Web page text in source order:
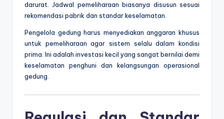
darurat. Jadwal pemeliharaan biasanya disusun sesuai
rekomendasi pabrik dan standar keselamatan.
Pengelola gedung harus menyediakan anggaran khusus
untuk pemeliharaan agar sistem selalu dalam kondisi
prima. Ini adalah investasi kecil yang sangat bernilai demi
keselamatan penghuni dan kelangsungan operasional
gedung.